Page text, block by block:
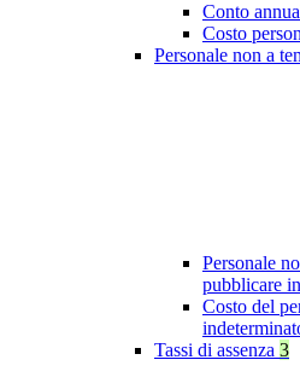
Conto
Costo
Personale non a
Personale
pubblicare
Costo del
Tassi di assenza 3